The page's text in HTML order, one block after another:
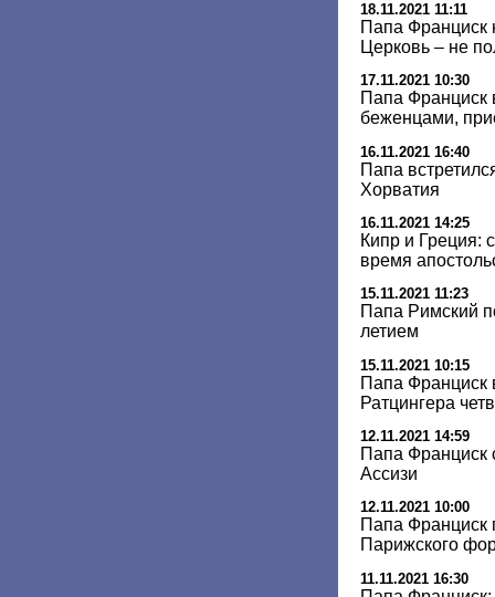
18.11.2021 11:11
Папа Франциск
Церковь – не
17.11.2021 10:30
Папа Франциск
беженцами,
16.11.2021 16:40
Папа
Хорватия
16.11.2021 14:25
Кипр и Греция:
время
15.11.2021 11:23
Папа Римский
летием
15.11.2021 10:15
Папа
Ратцингера
12.11.2021 14:59
Папа Франциск
Ассизи
12.11.2021 10:00
Папа Франциск
Парижского
11.11.2021 16:30